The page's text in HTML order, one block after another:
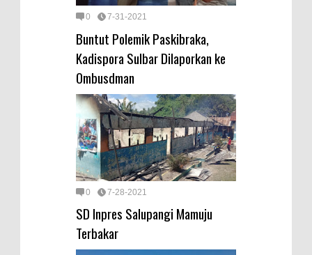
0 7-31-2021
Buntut Polemik Paskibraka,
Kadispora Sulbar Dilaporkan ke
Ombusdman
0 7-28-2021
SD Inpres Salupangi Mamuju
Terbakar